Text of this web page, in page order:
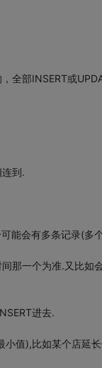
全部INSERT或
到.
能会有多条记录(多
那一个为准.又比如
进去.
值),比如某个店延